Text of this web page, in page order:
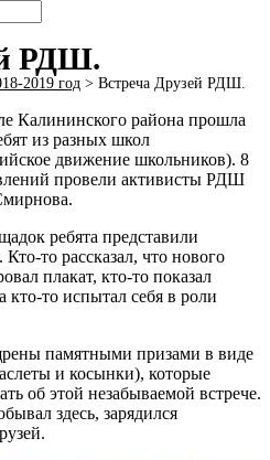
РДШ.
2019 год > Встреча Друзей РДШ.
Калининского района прошла
из разных школ
движение школьников). 8
провели активисты РДШ
ребята представили
то рассказал, что нового
плакат, кто-то показал
то испытал себя в роли
памятными призами в виде
и косынки), которые
об этой незабываемой встрече.
здесь, зарядился